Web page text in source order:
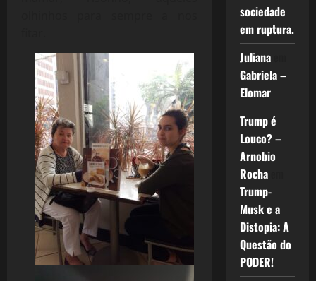
sociedade
em ruptura.
Julianaem
Gabriela –
Elomar
Trump é
Louco? –
Arnobio
Rochaem
Trump-
Musk e a
Distopia: A
Questão do
PODER!